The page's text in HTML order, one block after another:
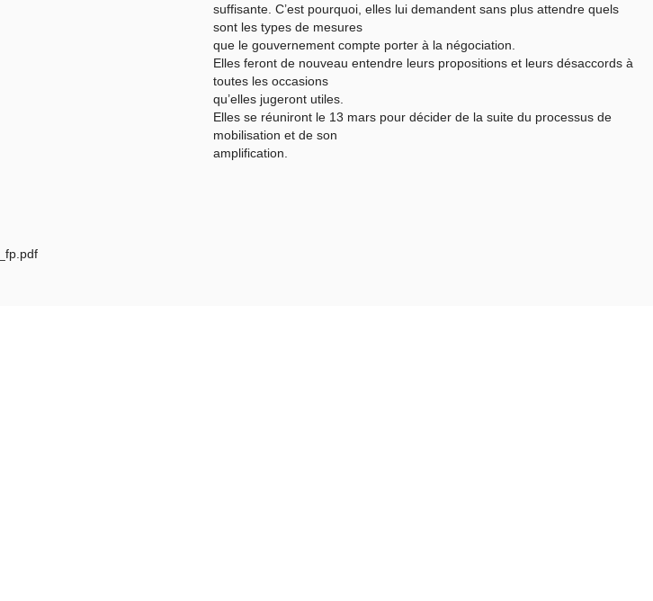
suffisante. C’est pourquoi, elles lui demandent sans plus attendre quels
sont les types de mesures
que le gouvernement compte porter à la négociation.
Elles feront de nouveau entendre leurs propositions et leurs désaccords à
toutes les occasions
qu’elles jugeront utiles.
Elles se réuniront le 13 mars pour décider de la suite du processus de
mobilisation et de son
amplification.